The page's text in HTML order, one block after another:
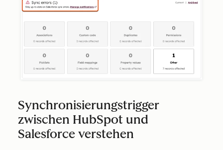
Synchronisierungstrigger
zwischen HubSpot und
Salesforce verstehen